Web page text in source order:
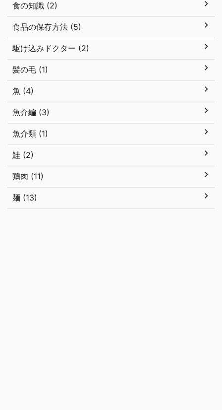
食の知識 (2)
食品の保存方法 (5)
駆け込みドクター (2)
髪の毛 (1)
魚 (4)
魚介編 (3)
魚介類 (1)
鮭 (2)
鶏肉 (11)
麺 (13)